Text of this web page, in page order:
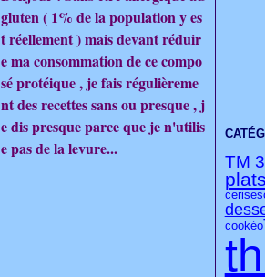
gluten ( 1% de la population y es
t réellement ) mais devant réduir
e ma consommation de ce compo
sé protéique , je fais régulièreme
nt des recettes sans ou presque , j
e dis presque parce que je n'utilis
e pas de la levure...
TM
cerises
cookéo